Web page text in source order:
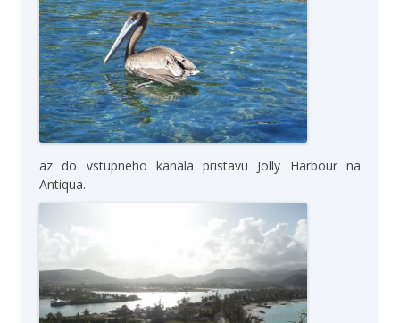
az do vstupneho kanala pristavu Jolly Harbour na
Antiqua.